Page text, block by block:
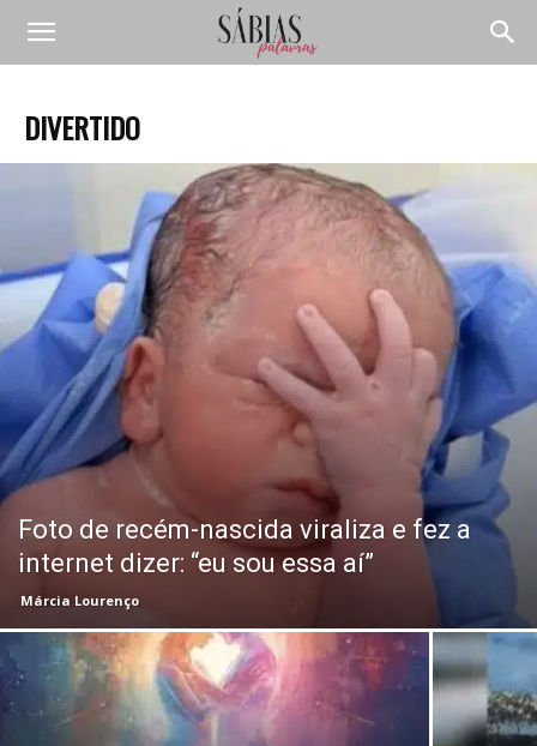
DIVERTIDO
Foto de recém-nascida viraliza e fez a
internet dizer: “eu sou essa aí”
Márcia Lourenço